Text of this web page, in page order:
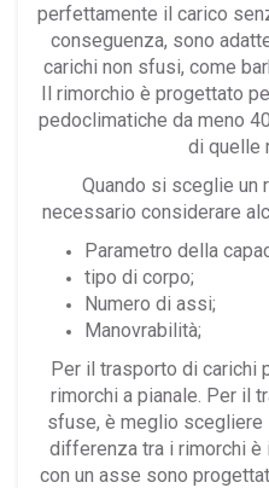
perfettamente il carico
conseguenza, sono
carichi non sfusi, come
Il rimorchio è progettato
pedoclimatiche da meno
di quelle
Quando si sceglie un
necessario considerare
Parametro della
tipo di corpo;
Numero di assi;
Manovrabilità;
Per il trasporto di carichi
rimorchi a pianale. Per il
sfuse, è meglio scegliere
differenza tra i rimorchi è
con un asse sono